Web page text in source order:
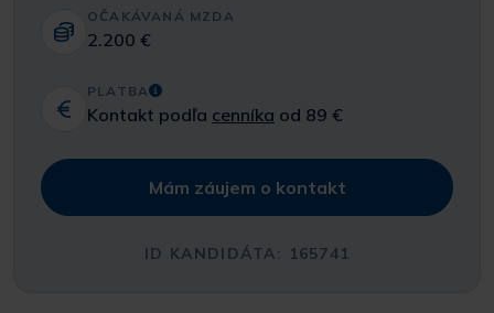
OČAKÁVANÁ MZDA
2.200 €
PLATBA
Kontakt podľa cenníka od 89 €
Mám záujem o kontakt
ID KANDIDÁTA: 165741